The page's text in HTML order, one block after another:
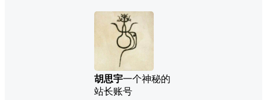
胡思宇一个神秘的
站长账号